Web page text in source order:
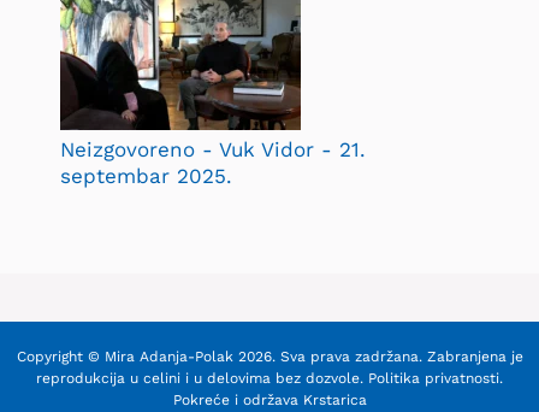
Neizgovoreno - Vuk Vidor - 21.
septembar 2025.
Copyright © Mira Adanja-Polak 2026. Sva prava zadržana. Zabranjena je
reprodukcija u celini i u delovima bez dozvole. Politika privatnosti.
Pokreće i održava Krstarica